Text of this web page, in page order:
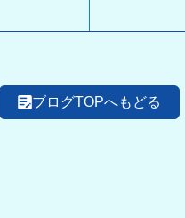
ブログTOPへもどる